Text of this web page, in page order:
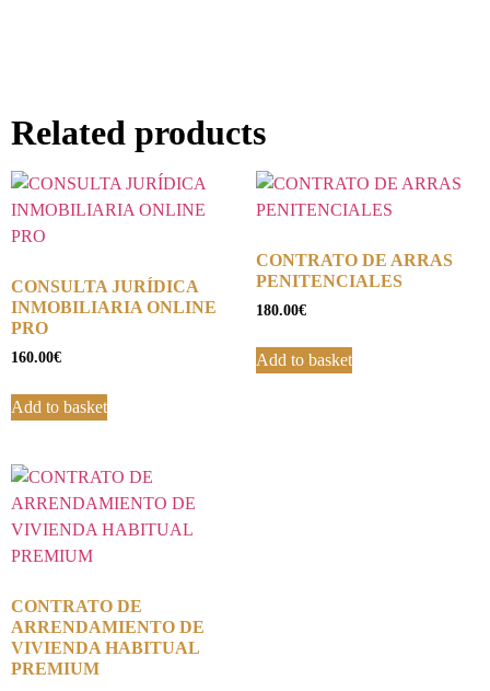
Related products
CONSULTA JURÍDICA
INMOBILIARIA ONLINE
PRO
160.00€
Add to basket
CONTRATO DE ARRAS
PENITENCIALES
180.00€
Add to basket
CONTRATO DE
ARRENDAMIENTO DE
VIVIENDA HABITUAL
PREMIUM